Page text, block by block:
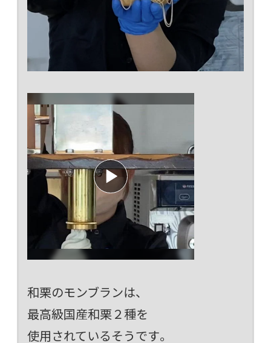
和栗のモンブランは、
最高級国産和栗２種を
使用されているそうです。